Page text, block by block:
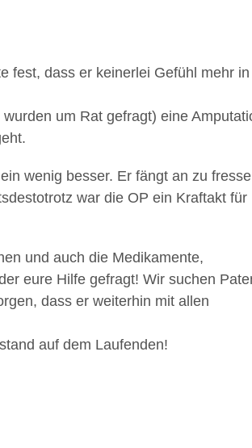
fest, dass er keinerlei Gefühl mehr in
um Rat gefragt) eine
wenig besser. Er fängt an zu
war die OP ein Kraftakt für
und auch die Medikamente,
eure Hilfe gefragt! Wir suchen
dass er weiterhin mit allen
auf dem Laufenden!